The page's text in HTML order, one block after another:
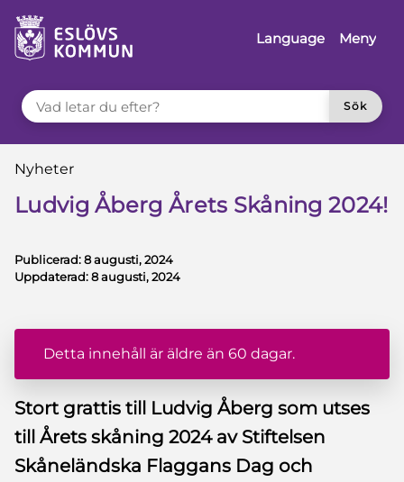
till innehåll
Language
Meny
VAD LETAR DU EFTER?
Sök
Du är här:
Nyheter
Ludvig Åberg Årets Skåning 2024!
Publicerad:8 augusti, 2024
Uppdaterad:8 augusti, 2024
Detta innehåll är äldre än 60 dagar.
Stort grattis till Ludvig Åberg som utses
till Årets skåning 2024 av Stiftelsen
Skåneländska Flaggans Dag och